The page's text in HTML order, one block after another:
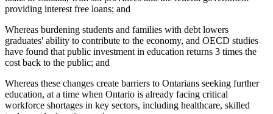
providing interest free loans; and
Whereas burdening students and families with debt lowers
graduates' ability to contribute to the economy, and OECD studies
have found that public investment in education returns 3 times the
cost back to the public; and
Whereas these changes create barriers to Ontarians seeking further
education, at a time when Ontario is already facing critical
workforce shortages in key sectors, including healthcare, skilled